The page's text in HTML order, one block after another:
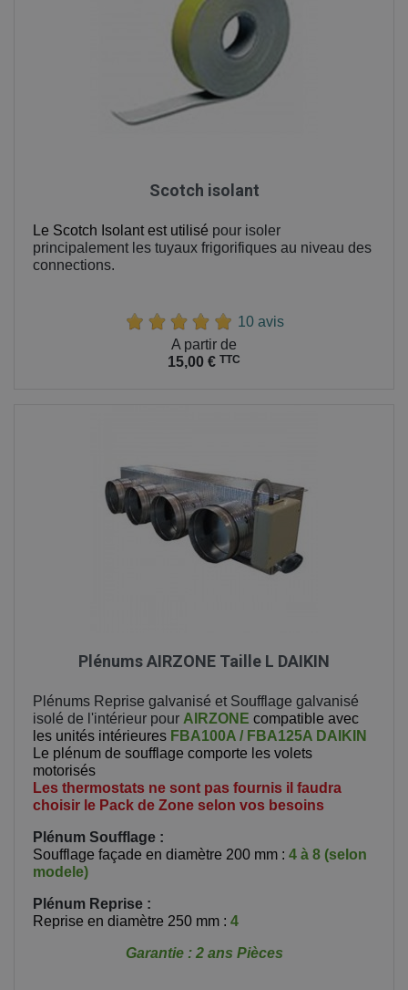
Scotch isolant
Le Scotch Isolant est utilisé pour isoler
principalement les tuyaux frigorifiques au niveau des
connections.
10 avis
A partir de
15,00 € TTC
Plénums AIRZONE Taille L DAIKIN
Plénums Reprise galvanisé et Soufflage galvanisé
isolé de l'intérieur pour AIRZONE compatible avec
les unités intérieures FBA100A / FBA125A DAIKIN
Le plénum de soufflage comporte les volets
motorisés
Les thermostats ne sont pas fournis il faudra
choisir le Pack de Zone selon vos besoins
Plénum Soufflage :
Soufflage façade en diamètre 200 mm : 4 à 8 (selon
modele)
Plénum Reprise :
Reprise en diamètre 250 mm : 4
Garantie : 2 ans Pièces